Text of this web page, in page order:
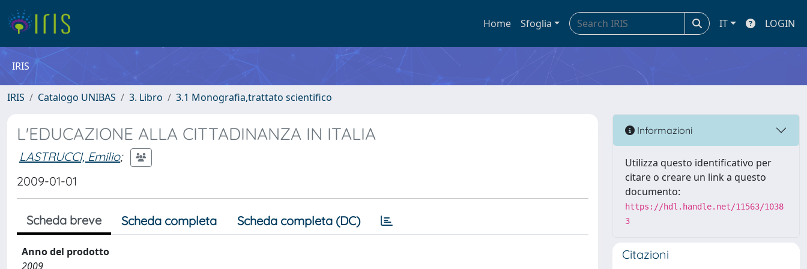
Home Sfoglia IT LOGIN
IRIS
IRIS Catalogo UNIBAS 3. Libro 3.1 Monografia,trattato scientifico
L'EDUCAZIONE ALLA CITTADINANZA IN ITALIA
LASTRUCCI, Emilio;
2009-01-01
Scheda breve Scheda completa Scheda completa (DC)
Anno del prodotto
2009
Informazioni
Utilizza questo identificativo per
citare o creare un link a questo
documento:
https://hdl.handle.net/11563/1038
3
Citazioni